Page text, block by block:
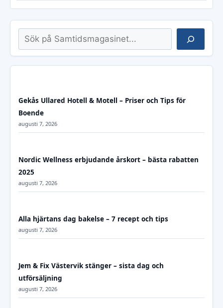
Sök
Gekås Ullared Hotell & Motell – Priser och Tips för
Boende
augusti 7, 2026
Nordic Wellness erbjudande årskort – bästa rabatten
2025
augusti 7, 2026
Alla hjärtans dag bakelse – 7 recept och tips
augusti 7, 2026
Jem & Fix Västervik stänger – sista dag och
utförsäljning
augusti 7, 2026